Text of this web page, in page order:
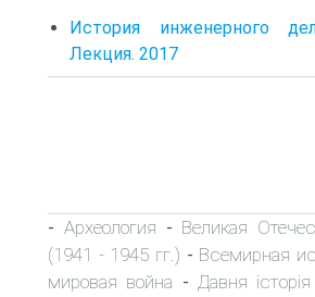
История инженерного
Лекция. 2017
- Археология - Великая
(1941 - 1945 гг.) - Всемирная
мировая война - Давня